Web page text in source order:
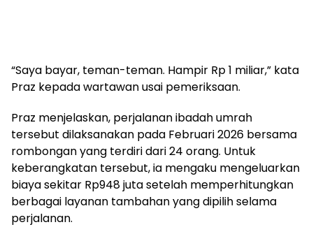
“Saya bayar, teman-teman. Hampir Rp 1 miliar,” kata
Praz kepada wartawan usai pemeriksaan.
Praz menjelaskan, perjalanan ibadah umrah
tersebut dilaksanakan pada Februari 2026 bersama
rombongan yang terdiri dari 24 orang. Untuk
keberangkatan tersebut, ia mengaku mengeluarkan
biaya sekitar Rp948 juta setelah memperhitungkan
berbagai layanan tambahan yang dipilih selama
perjalanan.